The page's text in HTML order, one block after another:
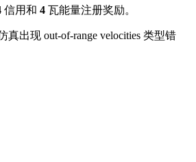
信用和 4 瓦能量注册奖励。
出现 out-of-range velocities 类型错